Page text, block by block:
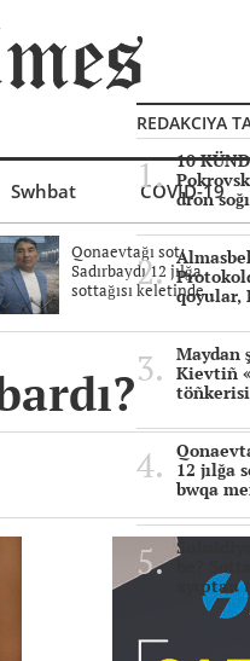
Swhbat COVID-19
Qonaevtağı sot:
Sadırbaydı 12 jılğa
sottağısı keletinde..
REDAKCIYA
10
dron
qoyular,
Maydan
Kievtiñ
12 jılğa
bwqa
ayıptau